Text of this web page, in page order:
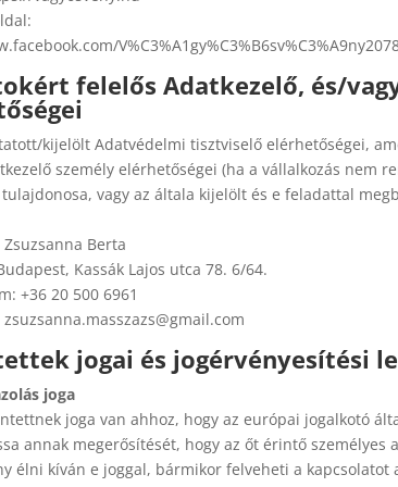
felelős Adatkezelő, és/
kijelölt Adatvédelmi tisztviselő elérhetőségei,
személy elérhetőségei (ha a vállalkozás nem
vagy az általa kijelölt és e feladattal
Berta
Kassák Lajos utca 78. 6/64.
+36 20 500 6961
jogai és jogérvényesítési
joga
joga van ahhoz, hogy az európai jogalkotó
annak megerősítését, hogy az őt érintő személyes
élni kíván e joggal, bármikor felveheti a kapcsolatot